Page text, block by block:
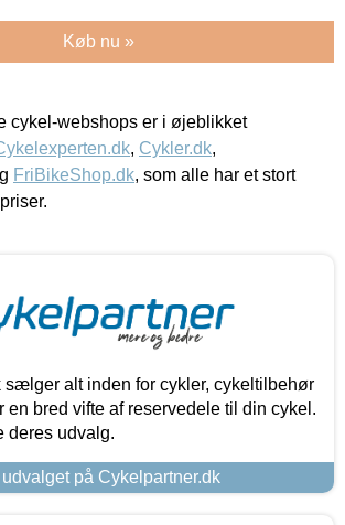
Køb nu »
cykel-webshops er i øjeblikket
, Cykler.dk,
FriBikeShop.dk, som alle har et stort
sælger alt inden for cykler, cykeltilbehør
en bred vifte af reservedele til din cykel.
deres udvalg.
på Cykelpartner.dk